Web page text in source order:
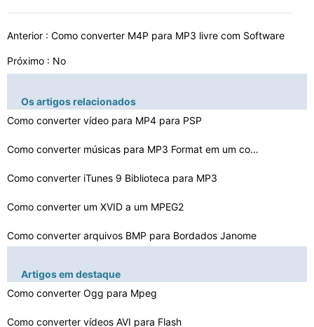
Anterior : Como converter M4P para MP3 livre com Software
Próximo : No
Os artigos relacionados
Como converter vídeo para MP4 para PSP
Como converter músicas para MP3 Format em um computado…
Como converter iTunes 9 Biblioteca para MP3
Como converter um XVID a um MPEG2
Como converter arquivos BMP para Bordados Janome
Artigos em destaque
Como converter Ogg para Mpeg
Como converter vídeos AVI para Flash